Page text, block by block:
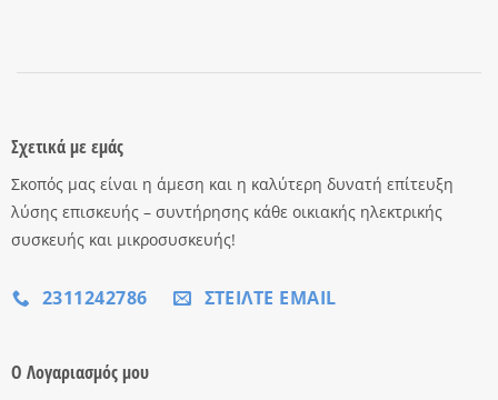
Σχετικά με εμάς
Σκοπός μας είναι η άμεση και η καλύτερη δυνατή επίτευξη
λύσης επισκευής – συντήρησης κάθε οικιακής ηλεκτρικής
συσκευής και μικροσυσκευής!
2311242786 ΣΤΕΊΛΤΕ EMAIL
Ο Λογαριασμός μου